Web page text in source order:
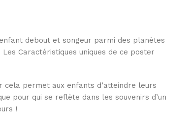
debout et songeur parmi des planètes
Caractéristiques uniques de ce poster
cela permet aux enfants d’atteindre leurs
pour qui se reflète dans les souvenirs d’un
!